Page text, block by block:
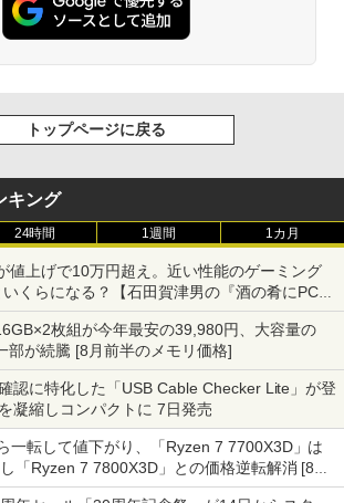
トップページに戻る
キング
24時間 1週間 1カ月
値上げで10万円超え。近い性能のゲーミング
くらになる？【石田賀津男の『酒の肴にPCゲ
枚組が今年最安の39,980円、大容量の
部が続騰 [8月前半のメモリ価格]
認に特化した「USB Cable Checker Lite」が登
凝縮しコンパクトに 7日発売
一転して値下がり、「Ryzen 7 7700X3D」は
「Ryzen 7 7800X3D」との価格逆転解消 [8月
]